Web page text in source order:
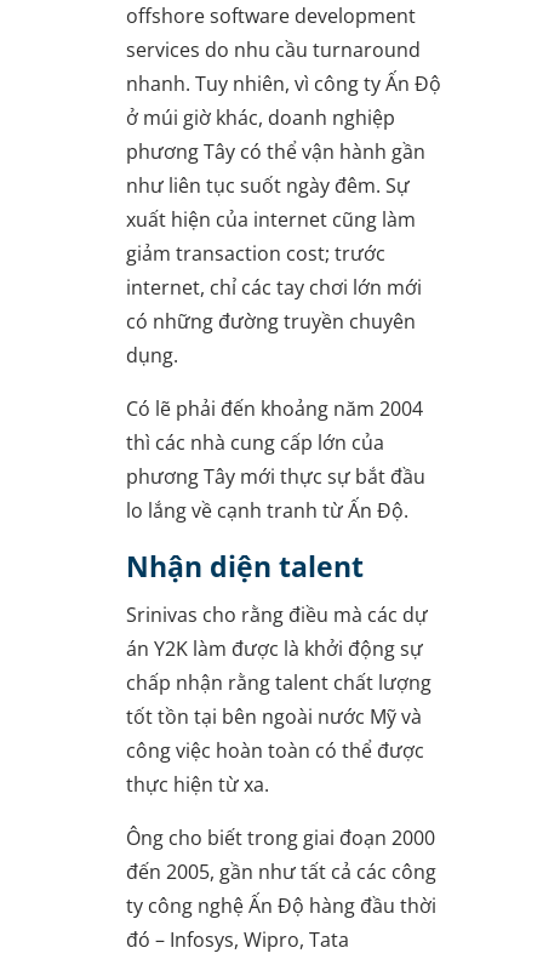
offshore software development
services do nhu cầu turnaround
nhanh. Tuy nhiên, vì công ty Ấn Độ
ở múi giờ khác, doanh nghiệp
phương Tây có thể vận hành gần
như liên tục suốt ngày đêm. Sự
xuất hiện của internet cũng làm
giảm transaction cost; trước
internet, chỉ các tay chơi lớn mới
có những đường truyền chuyên
dụng.
Có lẽ phải đến khoảng năm 2004
thì các nhà cung cấp lớn của
phương Tây mới thực sự bắt đầu
lo lắng về cạnh tranh từ Ấn Độ.
Nhận diện talent
Srinivas cho rằng điều mà các dự
án Y2K làm được là khởi động sự
chấp nhận rằng talent chất lượng
tốt tồn tại bên ngoài nước Mỹ và
công việc hoàn toàn có thể được
thực hiện từ xa.
Ông cho biết trong giai đoạn 2000
đến 2005, gần như tất cả các công
ty công nghệ Ấn Độ hàng đầu thời
đó – Infosys, Wipro, Tata